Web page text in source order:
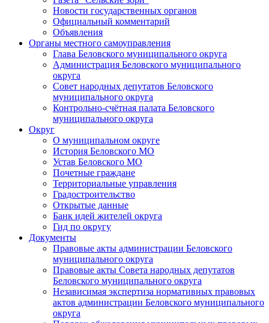
Новости государственных органов
Официальный комментарий
Объявления
Органы местного самоуправления
Глава Беловского муниципального округа
Администрация Беловского муниципального
округа
Совет народных депутатов Беловского
муниципального округа
Контрольно-счётная палата Беловского
муниципального округа
Округ
О муниципальном округе
История Беловского МО
Устав Беловского МО
Почетные граждане
Территориальные управления
Градостроительство
Открытые данные
Банк идей жителей округа
Гид по округу
Документы
Правовые акты администрации Беловского
муниципального округа
Правовые акты Совета народных депутатов
Беловского муниципального округа
Независимая экспертиза нормативных правовых
актов администрации Беловского муниципального
округа